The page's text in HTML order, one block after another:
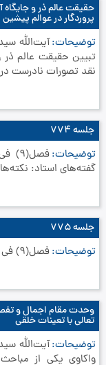
حقیقت عالم ذر و
پروردگار در عوالم پیشین
توضیحات آیت‌الله
تبیین حقیقت عالم ذر
نقد تصورات نادرست
جلسه ۷۷۴
توضیحات
گفته‌های استاد: نکته‌ها و
جلسه ۷۷۵
توضیحات فصل(9) في تحقيق الصور و المثل الأفلاطونية 13/6/1434
وحدت مقام اجمال و
تعالی با تعینات خلقی
توضیحات آیت‌الله
واکاوی یکی از